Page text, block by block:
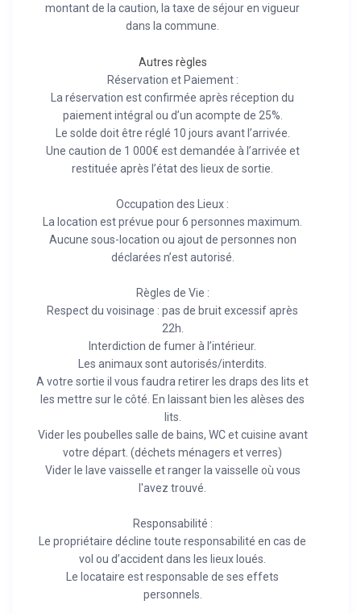
montant de la caution, la taxe de séjour en vigueur
dans la commune.
Autres règles
Réservation et Paiement :
La réservation est confirmée après réception du
paiement intégral ou d’un acompte de 25%.
Le solde doit être réglé 10 jours avant l’arrivée.
Une caution de 1 000€ est demandée à l’arrivée et
restituée après l’état des lieux de sortie.
Occupation des Lieux :
La location est prévue pour 6 personnes maximum.
Aucune sous-location ou ajout de personnes non
déclarées n’est autorisé.
Règles de Vie :
Respect du voisinage : pas de bruit excessif après
22h.
Interdiction de fumer à l’intérieur.
Les animaux sont autorisés/interdits.
A votre sortie il vous faudra retirer les draps des lits et
les mettre sur le côté. En laissant bien les alèses des
lits.
Vider les poubelles salle de bains, WC et cuisine avant
votre départ. (déchets ménagers et verres)
Vider le lave vaisselle et ranger la vaisselle où vous
l'avez trouvé.
Responsabilité :
Le propriétaire décline toute responsabilité en cas de
vol ou d’accident dans les lieux loués.
Le locataire est responsable de ses effets
personnels.